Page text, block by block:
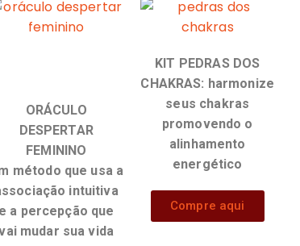
ORÁCULO
DESPERTAR
FEMININO
método que usa a
intuitiva
e a percepção que
mudar sua vida
KIT PEDRAS DOS
CHAKRAS: harmonize
seus chakras
promovendo o
alinhamento
energético
Compre aqui